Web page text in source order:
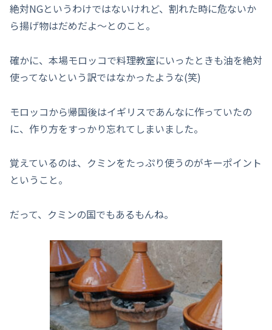
絶対NGというわけではないけれど、割れた時に危ないか
ら揚げ物はだめだよ～とのこと。
確かに、本場モロッコで料理教室にいったときも油を絶対
使ってないという訳ではなかったような(笑)
モロッコから帰国後はイギリスであんなに作っていたの
に、作り方をすっかり忘れてしまいました。
覚えているのは、クミンをたっぷり使うのがキーポイント
ということ。
だって、クミンの国でもあるもんね。